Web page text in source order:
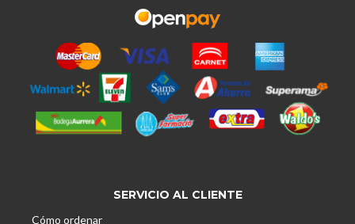
SERVICIO AL CLIENTE
Cómo ordenar